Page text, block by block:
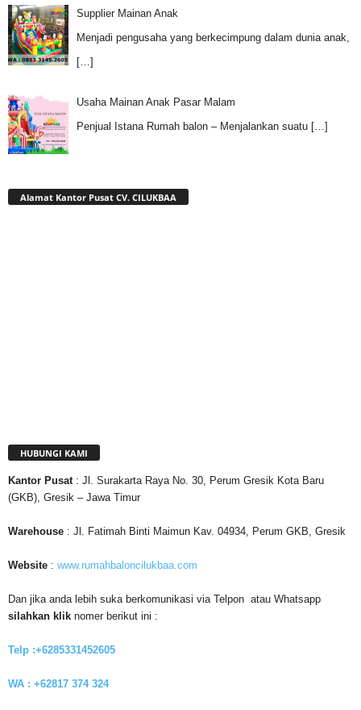
Supplier Mainan Anak
Menjadi pengusaha yang berkecimpung dalam dunia anak,
[…]
Usaha Mainan Anak Pasar Malam
Penjual Istana Rumah balon – Menjalankan suatu […]
Alamat Kantor Pusat CV. CILUKBAA
HUBUNGI KAMI
Kantor Pusat: Jl. Surakarta Raya No. 30, Perum Gresik Kota Baru
(GKB), Gresik – Jawa Timur
Warehouse : Jl. Fatimah Binti Maimun Kav. 04934, Perum GKB, Gresik
Website : www.rumahbaloncilukbaa.com
Dan jika anda lebih suka berkomunikasi via Telpon atau Whatsapp
silahkan klik nomer berikut ini :
Telp :+6285331452605
WA : +62817 374 324